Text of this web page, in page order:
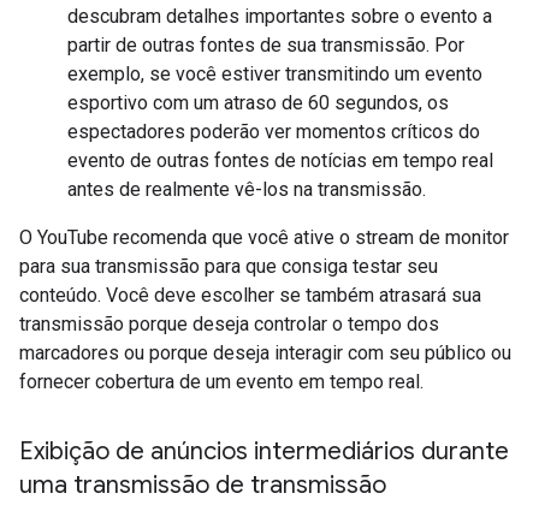
descubram detalhes importantes sobre o evento a
partir de outras fontes de sua transmissão. Por
exemplo, se você estiver transmitindo um evento
esportivo com um atraso de 60 segundos, os
espectadores poderão ver momentos críticos do
evento de outras fontes de notícias em tempo real
antes de realmente vê-los na transmissão.
O YouTube recomenda que você ative o stream de monitor
para sua transmissão para que consiga testar seu
conteúdo. Você deve escolher se também atrasará sua
transmissão porque deseja controlar o tempo dos
marcadores ou porque deseja interagir com seu público ou
fornecer cobertura de um evento em tempo real.
Exibição de anúncios intermediários durante
uma transmissão de transmissão